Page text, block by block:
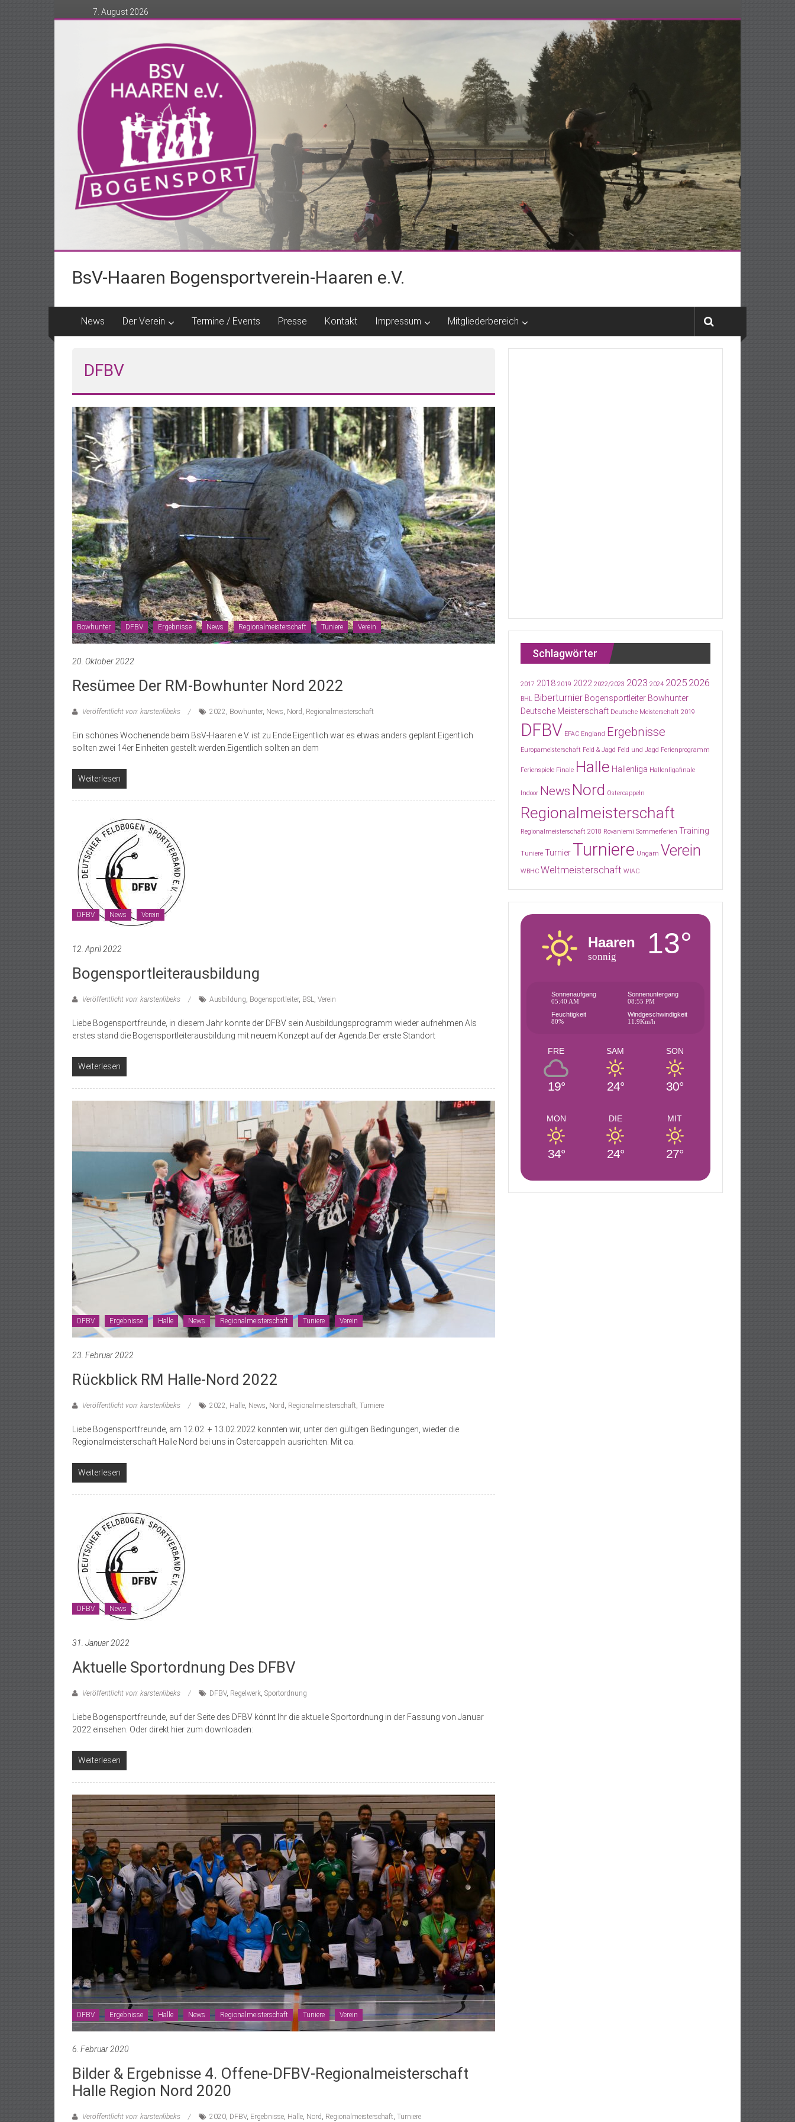
Inhalt
7. August 2026
BsV-Haaren Bogensportverein-Haaren e.V.
News Der Verein Termine / Events Presse Kontakt Impressum Mitgliederbereich
DFBV
Bowhunter DFBV Ergebnisse News Regionalmeisterschaft Tuniere Verein
20. Oktober 2022
Resümee Der RM-Bowhunter Nord 2022
Veröffentlicht von: karstenlibeks 2022, Bowhunter, News, Nord , Regionalmeisterschaft
Ein schönes Wochenende beim BsV-Haaren e.V. ist zu Ende Eigentlich war es etwas anders geplant.Eigentlich
sollten zwei 14er Einheiten gestellt werden.Eigentlich sollten an dem
Weiterlesen
DFBV News Verein
12. April 2022
Bogensportleiterausbildung
Veröffentlicht von: karstenlibeks Ausbildung, Bogensportleiter, BSL, Verein
Liebe Bogensportfreunde, in diesem Jahr konnte der DFBV sein Ausbildungsprogramm wieder aufnehmen.Als
erstes stand die Bogensportleiterausbildung mit neuem Konzept auf der Agenda.Der erste Standort
Weiterlesen
DFBV Ergebnisse Halle News Regionalmeisterschaft Tuniere Verein
23. Februar 2022
Rückblick RM Halle-Nord 2022
Veröffentlicht von: karstenlibeks 2022, Halle, News, Nord , Regionalmeisterschaft, Turniere
Liebe Bogensportfreunde, am 12.02. + 13.02.2022 konnten wir, unter den gültigen Bedingungen, wieder die
Regionalmeisterschaft Halle Nord bei uns in Ostercappeln ausrichten. Mit ca.
Weiterlesen
DFBV News
31. Januar 2022
Aktuelle Sportordnung Des DFBV
Veröffentlicht von: karstenlibeks DFBV, Regelwerk, Sportordnung
Liebe Bogensportfreunde, auf der Seite des DFBV könnt Ihr die aktuelle Sportordnung in der Fassung von Januar
2022 einsehen. Oder direkt hier zum downloaden:
Weiterlesen
DFBV Ergebnisse Halle News Regionalmeisterschaft Tuniere Verein
6. Februar 2020
Bilder & Ergebnisse 4. Offene-DFBV-Regionalmeisterschaft
Halle Region Nord 2020
Veröffentlicht von: karstenlibeks 2020, DFBV, Ergebnisse, Halle, Nord , Regionalmeisterschaft, Turniere
Schlagwörter
2017 2018 2019 2022 2022/2023 2023 2024 2025 2026
BHL Biberturnier Bogensportleiter Bowhunter
Deutsche Meisterschaft Deutsche Meisterschaft 2019
DFBV EFAC England Ergebnisse
Europameisterschaft Feld & Jagd Feld und Jagd Ferienprogramm
Ferienspiele Finale Halle Hallenliga Hallenligafinale
Indoor News Nord Ostercappeln
Regionalmeisterschaft
Regionalmeisterschaft 2018 Rovaniemi Sommerferien Training
Tuniere Turnier Turniere Ungarn Verein
WBHC Weltmeisterschaft WIAC
Haaren
sonnig 13°
Sonnenaufgang
05:40 AM
Sonnenuntergang
08:55 PM
Feuchtigkeit
80%
Windgeschwindigkeit
11.9Km/h
FRE
19°
SAM
24°
SON
30°
MON
34°
DIE
24°
MIT
27°